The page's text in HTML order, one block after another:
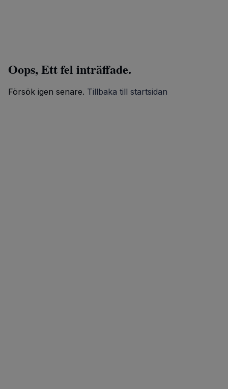
Oops, Ett fel inträffade.
Försök igen senare. Tillbaka till startsidan